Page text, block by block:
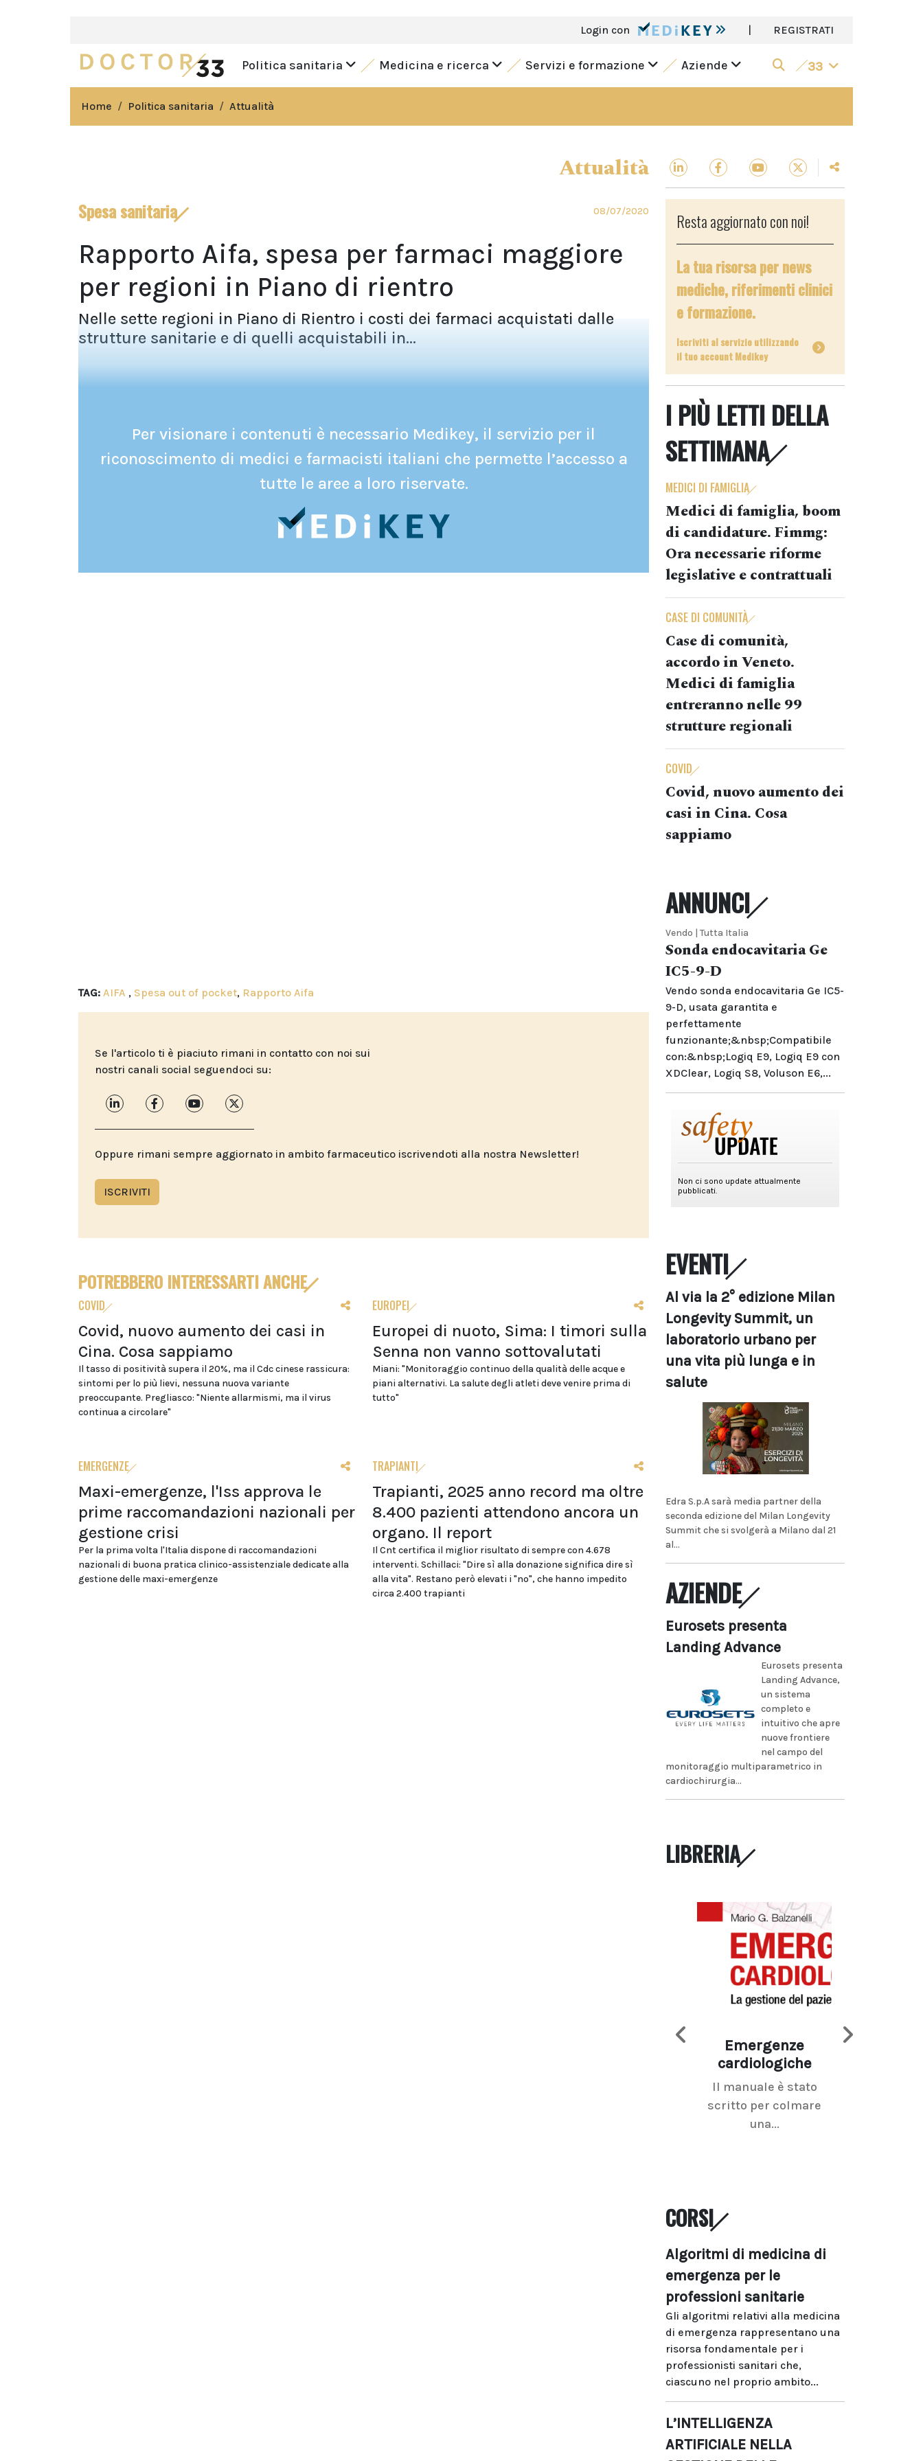
Login con | REGISTRATI
Politica sanitaria Medicina e ricerca Servizi e formazione Aziende 33
Home Politica sanitaria Attualità
Attualità
Spesa sanitaria 08/07/2020
Rapporto Aifa, spesa per farmaci maggiore
per regioni in Piano di rientro
Nelle sette regioni in Piano di Rientro i costi dei farmaci acquistati dalle
strutture sanitarie e di quelli acquistabili in...
Per visionare i contenuti è necessario Medikey, il servizio per il
riconoscimento di medici e farmacisti italiani che permette l’accesso a
tutte le aree a loro riservate.
TAG: AIFA , Spesa out of pocket, Rapporto Aifa
Se l'articolo ti è piaciuto rimani in contatto con noi sui
nostri canali social seguendoci su:
Oppure rimani sempre aggiornato in ambito farmaceutico iscrivendoti alla nostra Newsletter!
ISCRIVITI
POTREBBERO INTERESSARTI ANCHE
COVID
Covid, nuovo aumento dei casi in
Cina. Cosa sappiamo
Il tasso di positività supera il 20%, ma il Cdc cinese rassicura:
sintomi per lo più lievi, nessuna nuova variante
preoccupante. Pregliasco: "Niente allarmismi, ma il virus
continua a circolare"
EUROPEI
Europei di nuoto, Sima: I timori sulla
Senna non vanno sottovalutati
Miani: "Monitoraggio continuo della qualità delle acque e
piani alternativi. La salute degli atleti deve venire prima di
tutto"
EMERGENZE
Maxi-emergenze, l'Iss approva le
prime raccomandazioni nazionali per
gestione crisi
Per la prima volta l'Italia dispone di raccomandazioni
nazionali di buona pratica clinico-assistenziale dedicate alla
gestione delle maxi-emergenze
TRAPIANTI
Trapianti, 2025 anno record ma oltre
8.400 pazienti attendono ancora un
organo. Il report
Il Cnt certifica il miglior risultato di sempre con 4.678
interventi. Schillaci: "Dire sì alla donazione significa dire sì
alla vita". Restano però elevati i "no", che hanno impedito
circa 2.400 trapianti
Resta aggiornato con noi!
La tua risorsa per news
mediche, riferimenti clinici
e formazione.
Iscriviti al servizio utilizzando
il tuo account Medikey
I PIÙ LETTI DELLA
SETTIMANA
MEDICI DI FAMIGLIA
Medici di famiglia, boom
di candidature. Fimmg:
Ora necessarie riforme
legislative e contrattuali
CASE DI COMUNITÀ
Case di comunità,
accordo in Veneto.
Medici di famiglia
entreranno nelle 99
strutture regionali
COVID
Covid, nuovo aumento dei
casi in Cina. Cosa
sappiamo
ANNUNCI
Vendo | Tutta Italia
Sonda endocavitaria Ge
IC5-9-D
Vendo sonda endocavitaria Ge IC5-
9-D, usata garantita e
perfettamente
funzionante;&nbsp;Compatibile
con:&nbsp;Logiq E9, Logiq E9 con
XDClear, Logiq S8, Voluson E6,...
EVENTI
Al via la 2° edizione Milan
Longevity Summit, un
laboratorio urbano per
una vita più lunga e in
salute
Edra S.p.A sarà media partner della
seconda edizione del Milan Longevity
Summit che si svolgerà a Milano dal 21
al...
AZIENDE
Eurosets presenta
Landing Advance
Eurosets presenta
Landing Advance,
un sistema
completo e
intuitivo che apre
nuove frontiere
nel campo del
monitoraggio multiparametrico in
cardiochirurgia...
LIBRERIA
Emergenze
cardiologiche
Il manuale è stato
scritto per colmare
una...
CORSI
Algoritmi di medicina di
emergenza per le
professioni sanitarie
Gli algoritmi relativi alla medicina
di emergenza rappresentano una
risorsa fondamentale per i
professionisti sanitari che,
ciascuno nel proprio ambito...
L’INTELLIGENZA
ARTIFICIALE NELLA